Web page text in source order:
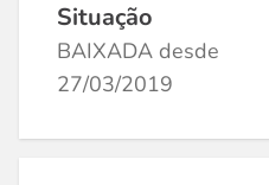
Situação
BAIXADA desde
27/03/2019